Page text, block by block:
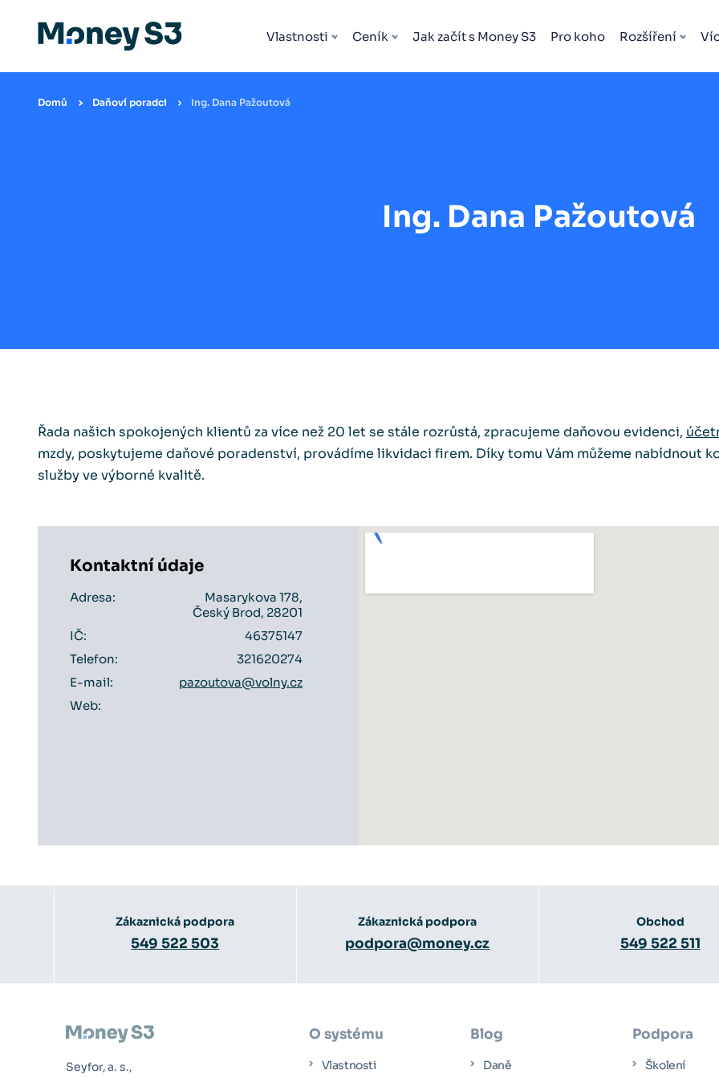
Vlastnosti Ceník Jak začít s Money S3 Pro koho Rozšíření
Domů Daňoví poradci Ing. Dana Pažoutová
Ing. Dana Pažoutová
Řada našich spokojených klientů za více než 20 let se stále rozrůstá, zpracujeme daňovou evidenci,
mzdy, poskytujeme daňové poradenství, provádíme likvidaci firem. Díky tomu Vám můžeme nabídnout
služby ve výborné kvalitě.
Kontaktní údaje
Adresa:
Masarykova 178,
Český Brod, 28201
IČ:
46375147
Telefon:
321620274
E-mail:
pazoutova@volny.cz
Web:
Zákaznická podpora
549 522 503
Zákaznická podpora
podpora@money.cz
Obchod
549 522 511
Seyfor, a. s.,
O systému
Vlastnosti
Blog
Daně
Podpora
Školení